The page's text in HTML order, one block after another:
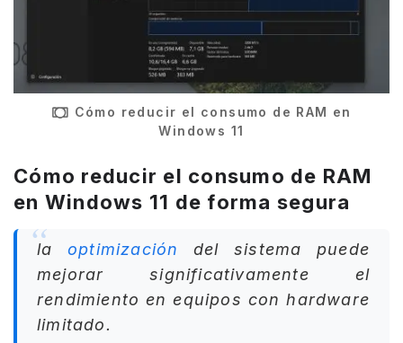
Cómo reducir el consumo de RAM en
Windows 11
Cómo reducir el consumo de RAM
en Windows 11 de forma segura
la optimización
del sistema puede
mejorar significativamente el
rendimiento en equipos con hardware
limitado.